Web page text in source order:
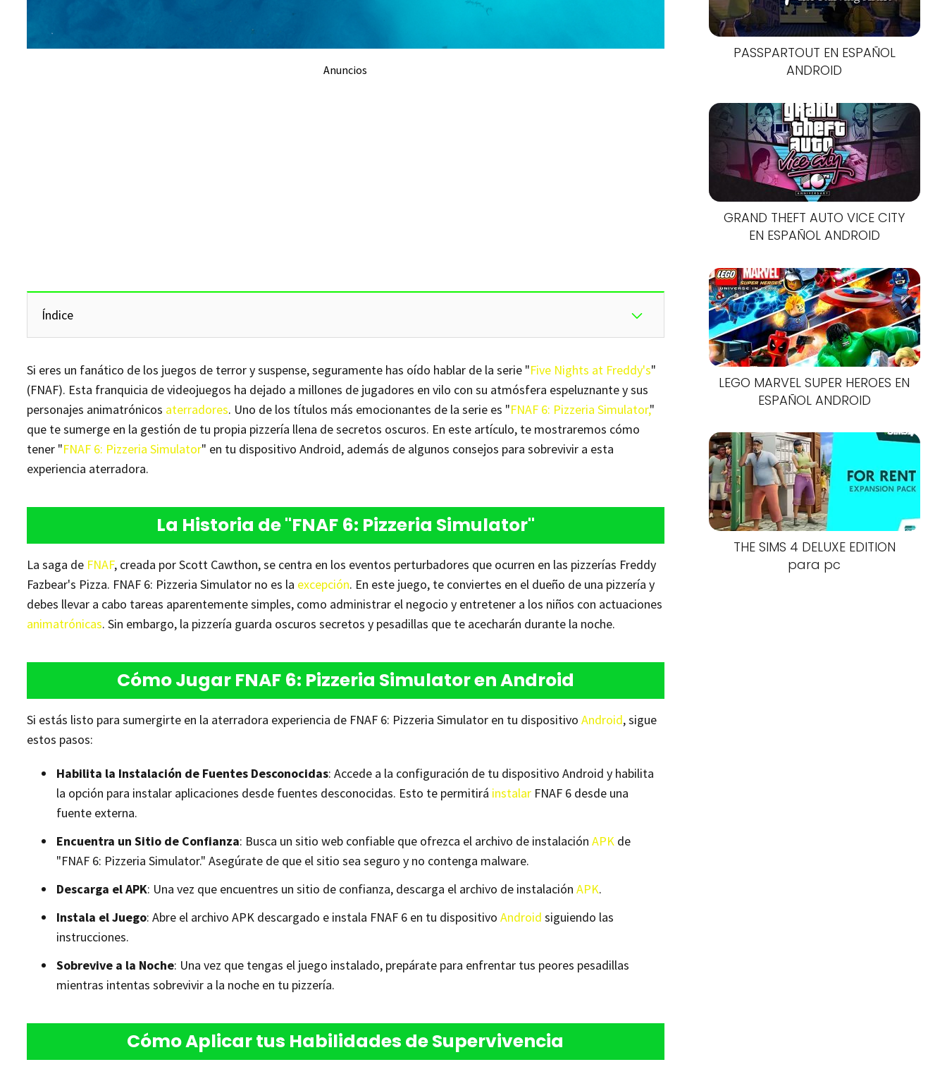
Anuncios
Índice
Si eres un fanático de los juegos de terror y suspense, seguramente has oído hablar de la serie "Five Nights at Freddy's"
(FNAF). Esta franquicia de videojuegos ha dejado a millones de jugadores en vilo con su atmósfera espeluznante y sus
personajes animatrónicos aterradores. Uno de los títulos más emocionantes de la serie es "FNAF 6: Pizzeria Simulator,"
que te sumerge en la gestión de tu propia pizzería llena de secretos oscuros. En este artículo, te mostraremos cómo
tener "FNAF 6: Pizzeria Simulator" en tu dispositivo Android, además de algunos consejos para sobrevivir a esta
experiencia aterradora.
La Historia de "FNAF 6: Pizzeria Simulator"
La saga de FNAF, creada por Scott Cawthon, se centra en los eventos perturbadores que ocurren en las pizzerías Freddy
Fazbear's Pizza. FNAF 6: Pizzeria Simulator no es la excepción. En este juego, te conviertes en el dueño de una pizzería y
debes llevar a cabo tareas aparentemente simples, como administrar el negocio y entretener a los niños con actuaciones
animatrónicas. Sin embargo, la pizzería guarda oscuros secretos y pesadillas que te acecharán durante la noche.
Cómo Jugar FNAF 6: Pizzeria Simulator en Android
Si estás listo para sumergirte en la aterradora experiencia de FNAF 6: Pizzeria Simulator en tu dispositivo Android, sigue
estos pasos:
Habilita la Instalación de Fuentes Desconocidas: Accede a la configuración de tu dispositivo Android y habilita
la opción para instalar aplicaciones desde fuentes desconocidas. Esto te permitirá instalar FNAF 6 desde una
fuente externa.
Encuentra un Sitio de Confianza: Busca un sitio web confiable que ofrezca el archivo de instalación APK de
"FNAF 6: Pizzeria Simulator." Asegúrate de que el sitio sea seguro y no contenga malware.
Descarga el APK: Una vez que encuentres un sitio de confianza, descarga el archivo de instalación APK.
Instala el Juego: Abre el archivo APK descargado e instala FNAF 6 en tu dispositivo Android siguiendo las
instrucciones.
Sobrevive a la Noche: Una vez que tengas el juego instalado, prepárate para enfrentar tus peores pesadillas
mientras intentas sobrevivir a la noche en tu pizzería.
Cómo Aplicar tus Habilidades de Supervivencia
PASSPARTOUT EN ESPAÑOL
ANDROID
GRAND THEFT AUTO VICE CITY
EN ESPAÑOL ANDROID
LEGO MARVEL SUPER HEROES EN
ESPAÑOL ANDROID
THE SIMS 4 DELUXE EDITION
para pc